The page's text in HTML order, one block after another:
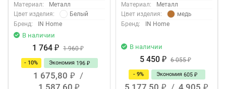
Материал:
Металл
Цвет изделия:
Белый
Бренд:
IN Home
В наличии
1 764 ₽ 1 960₽
- 10% Экономия 196 ₽
1 675,80 ₽
/
1 587,60 ₽
Материал:
Металл
Цвет изделия:
медь
Бренд:
IN Home
В наличии
5 450 ₽ 6 055₽
- 9% Экономия 605 ₽
5 177,50 ₽ / 4 905 ₽